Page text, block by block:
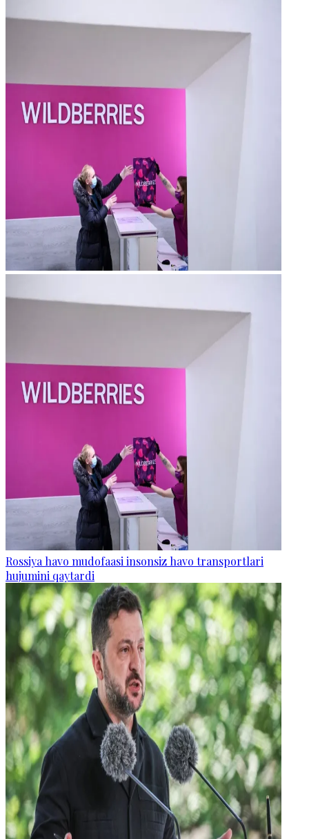
Rossiya havo mudofaasi insonsiz havo transportlari
hujumini qaytardi